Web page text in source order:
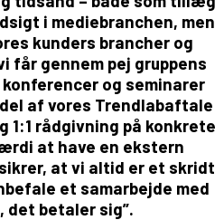
i mediebranchen, men
kunders brancher og
får gennem pej gruppens
konferencer og seminarer
af vores Trendlabaftale
1:1 rådgivning på konkrete
at have en ekstern
at vi altid er et skridt
et samarbejde med
det betaler sig”.